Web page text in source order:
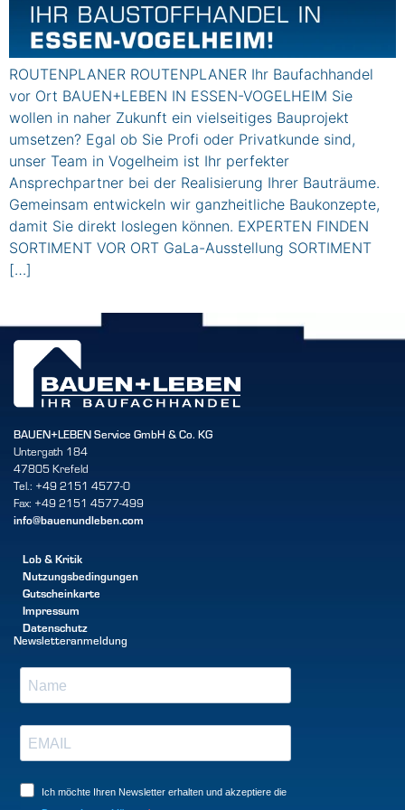
ROUTENPLANER ROUTENPLANER Ihr Baufachhandel
vor Ort BAUEN+LEBEN IN ESSEN-VOGELHEIM Sie
wollen in naher Zukunft ein vielseitiges Bauprojekt
umsetzen? Egal ob Sie Profi oder Privatkunde sind,
unser Team in Vogelheim ist Ihr perfekter
Ansprechpartner bei der Realisierung Ihrer Bauträume.
Gemeinsam entwickeln wir ganzheitliche Baukonzepte,
damit Sie direkt loslegen können. EXPERTEN FINDEN
SORTIMENT VOR ORT GaLa-Ausstellung SORTIMENT
[…]
BAUEN+LEBEN Service GmbH & Co. KG
Untergath 184
47805 Krefeld
Tel.: +49 2151 4577-0
Fax: +49 2151 4577-499
info@bauenundleben.com
Lob & Kritik
Nutzungsbedingungen
Gutscheinkarte
Impressum
Datenschutz
Newsletteranmeldung
Ich möchte Ihren Newsletter erhalten und akzeptiere die